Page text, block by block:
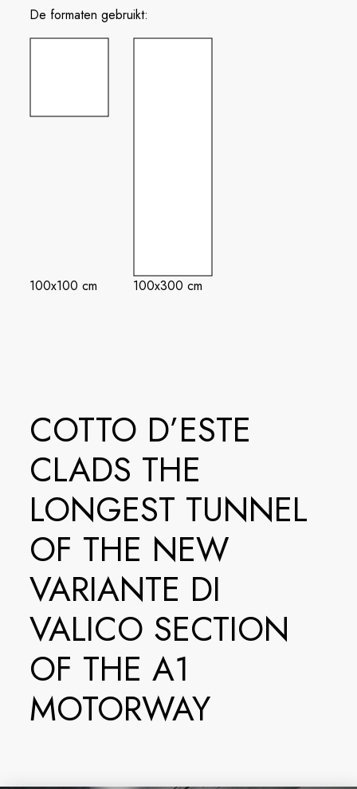
De formaten gebruikt:
100x100 cm 100x300 cm
COTTO D’ESTE
CLADS THE
LONGEST TUNNEL
OF THE NEW
VARIANTE DI
VALICO SECTION
OF THE A1
MOTORWAY